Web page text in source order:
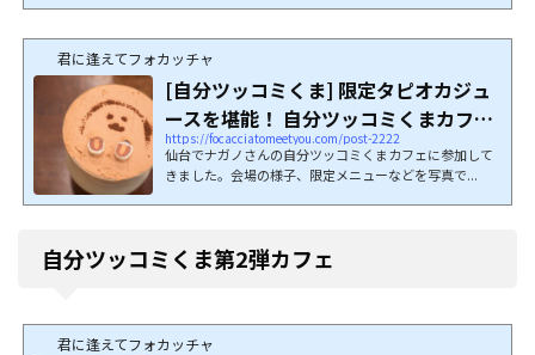
君に逢えてフォカッチャ
[自分ツッコミくま] 限定タピオカジュ
ースを堪能！ 自分ツッコミくまカフェ
＠仙台LOFT
https://focacciatomeetyou.com/post-2222
仙台でナガノさんの自分ツッコミくまカフェに参加して
きました。会場の様子、限定メニューなどを写真で...
自分ツッコミくま第2弾カフェ
君に逢えてフォカッチャ